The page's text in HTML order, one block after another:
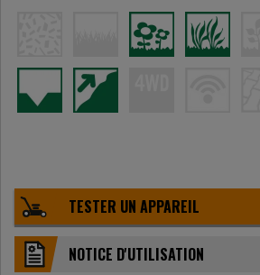
TESTER UN APPAREIL
NOTICE D'UTILISATION